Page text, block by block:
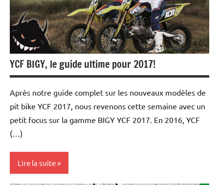
YCF BIGY, le guide ultime pour 2017!
Après notre guide complet sur les nouveaux modèles de
pit bike YCF 2017, nous revenons cette semaine avec un
petit focus sur la gamme BIGY YCF 2017. En 2016, YCF
(…)
Lire la suite